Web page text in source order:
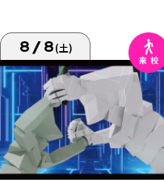
8/8(土)